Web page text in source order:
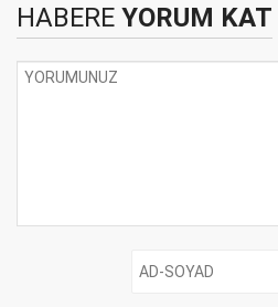
HABERE YORUM KAT